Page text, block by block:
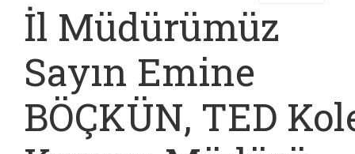
İl Müdürümüz
Sayın Emine
BÖÇKÜN, TED